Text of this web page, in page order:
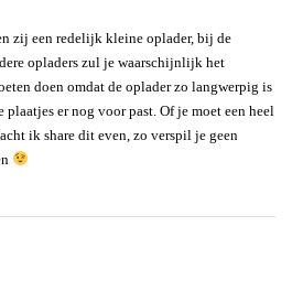
zij een redelijk kleine oplader, bij de
opladers zul je waarschijnlijk het
doen omdat de oplader zo langwerpig is
er nog voor past. Of je moet een heel
ik share dit even, zo verspil je geen